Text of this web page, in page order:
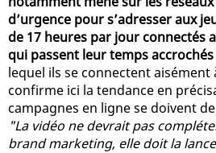
d’urgence pour s’adresser aux
de 17 heures par jour connectés
qui passent leur temps
lequel ils se connectent aisément
confirme ici la tendance en
campagnes en ligne se doivent
"La vidéo ne devrait pas
brand marketing, elle doit la